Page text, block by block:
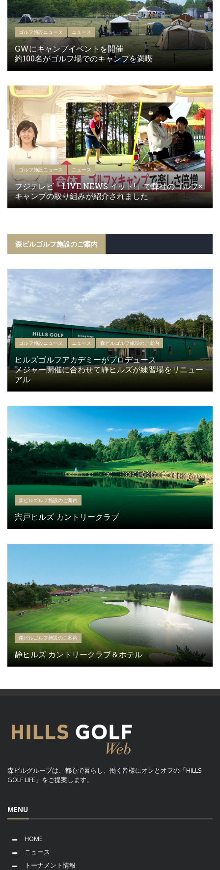
ゴルフ施設ニュース ニュース
GWにキャンプイベントを開催
約100名がゴルフ場でのキャンプを満喫
ゴルフ施設ニュース ニュース
フジテレビ「LIVE NEWS イット!」で弊社のゴルフ×
キャンプの取り組みが紹介されました
森ビルゴルフ施設のご案内
ゴルフ施設ニュース ニュース 森ビルゴルフ施設のご案内
ヒルズゴルフアカデミーがプロデュース
メジャー開催に合わせて静ヒルズが練習場をリニュー
アル
森ビルゴルフ施設のご案内
宍戸ヒルズ カントリークラブ
森ビルゴルフ施設のご案内
静ヒルズ カントリークラブ＆ホテル
森ビルグループは、都心で暮らし、働く皆様にオンとオフの「HILLS
GOLF LIFE」をご提案します。
MENU
HOME
ニュース
トーナメント情報